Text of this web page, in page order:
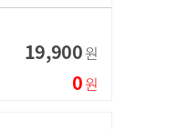
19,900원
0원